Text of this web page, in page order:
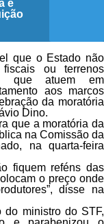
e
que o Estado não
ou terrenos
que atuem em
aos marcos
da moratória
Dino.
que a moratória da
na Comissão da
na quarta-feira
fiquem reféns das
o preço onde
disse na
do ministro do STF,